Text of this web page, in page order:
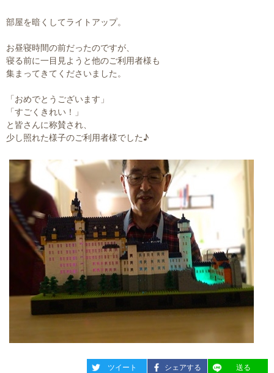
部屋を暗くしてライトアップ。
お昼寝時間の前だったのですが、
寝る前に一目見ようと他のご利用者様も
集まってきてくださいました。
「おめでとうございます」
「すごくきれい！」
と皆さんに称賛され、
少し照れた様子のご利用者様でした♪
entry1533
ツイート entry1533
シェアする entry1533
送る